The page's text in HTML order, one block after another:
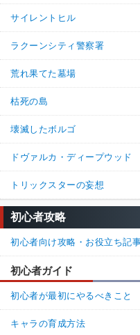
サイレントヒル
ラクーンシティ警察署
荒れ果てた墓場
枯死の島
壊滅したボルゴ
ドヴァルカ・ディープウッド
トリックスターの妄想
初心者攻略
初心者向け攻略・お役立ち記
初心者ガイド
初心者が最初にやるべきこと
キャラの育成方法